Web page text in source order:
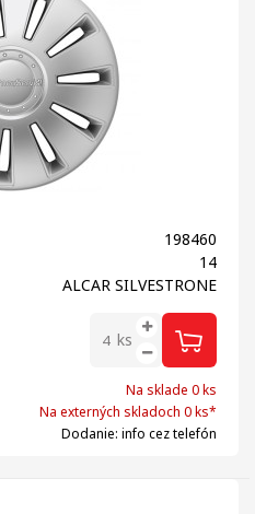
198460
14
ALCAR SILVESTRONE
ks
Na sklade 0 ks
Na externých skladoch 0 ks*
Dodanie: info cez telefón